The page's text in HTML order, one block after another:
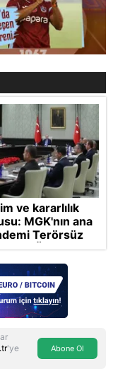
ve kararlılık
MGK'nın ana
Terörsüz
FETÖ tamamen
edilecek
'ye
Abone Ol